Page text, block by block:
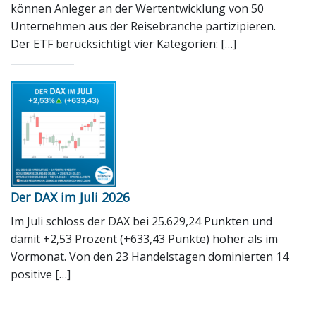
können Anleger an der Wertentwicklung von 50
Unternehmen aus der Reisebranche partizipieren.
Der ETF berücksichtigt vier Kategorien: […]
Der DAX im Juli 2026
Im Juli schloss der DAX bei 25.629,24 Punkten und
damit +2,53 Prozent (+633,43 Punkte) höher als im
Vormonat. Von den 23 Handelstagen dominierten 14
positive […]